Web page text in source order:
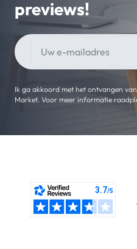
previews!
Ik ga akkoord met het ontvangen
Market. Voor meer informatie